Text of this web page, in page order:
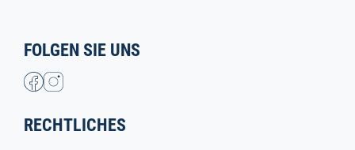
FOLGEN SIE UNS
RECHTLICHES